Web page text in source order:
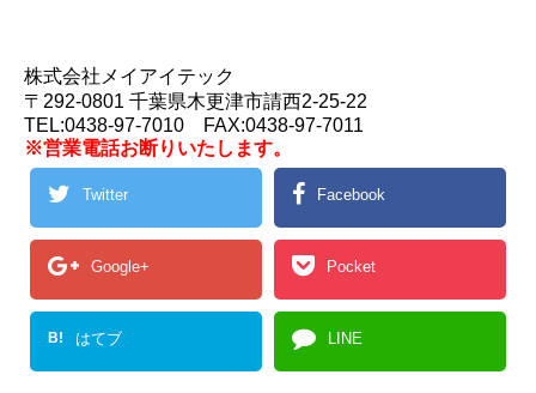
株式会社メイアイテック
〒292-0801 千葉県木更津市請西2-25-22
TEL:0438-97-7010 FAX:0438-97-7011
※営業電話お断りいたします。
Twitter Facebook
Google+ Pocket
B! はてブ LINE